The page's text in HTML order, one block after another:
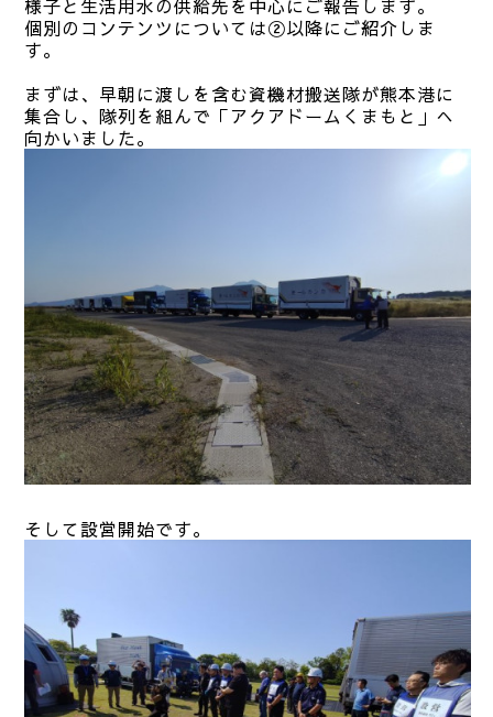
様子と生活用水の供給先を中心にご報告します。
個別のコンテンツについては②以降にご紹介しま
す。
まずは、早朝に渡しを含む資機材搬送隊が熊本港に
集合し、隊列を組んで「アクアドームくまもと」へ
向かいました。
そして設営開始です。